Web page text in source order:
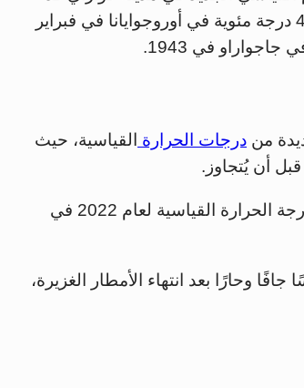
تجاوز درجات الحرارة القياسية السابقة التي كانت تبلغ 42.9 درجة مئوية في أوروجوايانا في فبراير
من درجات الحرارة القياسية، حيث
وبحسب المعهد البرازيلي، فإنه من المحتمل أن يتم تجاوز درجة الحرارة القياسية لعام 2022 في
وحارًا بعد انتهاء الأمطار الغزيرة،